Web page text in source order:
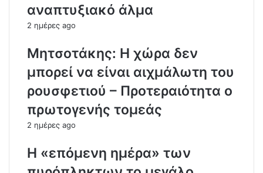
αναπτυξιακό άλμα
2 ημέρες ago
Μητσοτάκης: Η χώρα δεν
μπορεί να είναι αιχμάλωτη του
ρουσφετιού – Προτεραιότητα ο
πρωτογενής τομεάς
2 ημέρες ago
Η «επόμενη ημέρα» των